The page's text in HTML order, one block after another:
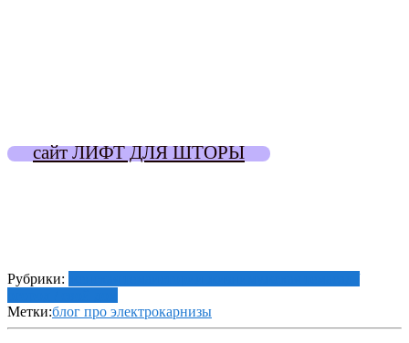
сайт ЛИФТ ДЛЯ ШТОРЫ
Рубрики:
Метки:блог про электрокарнизы